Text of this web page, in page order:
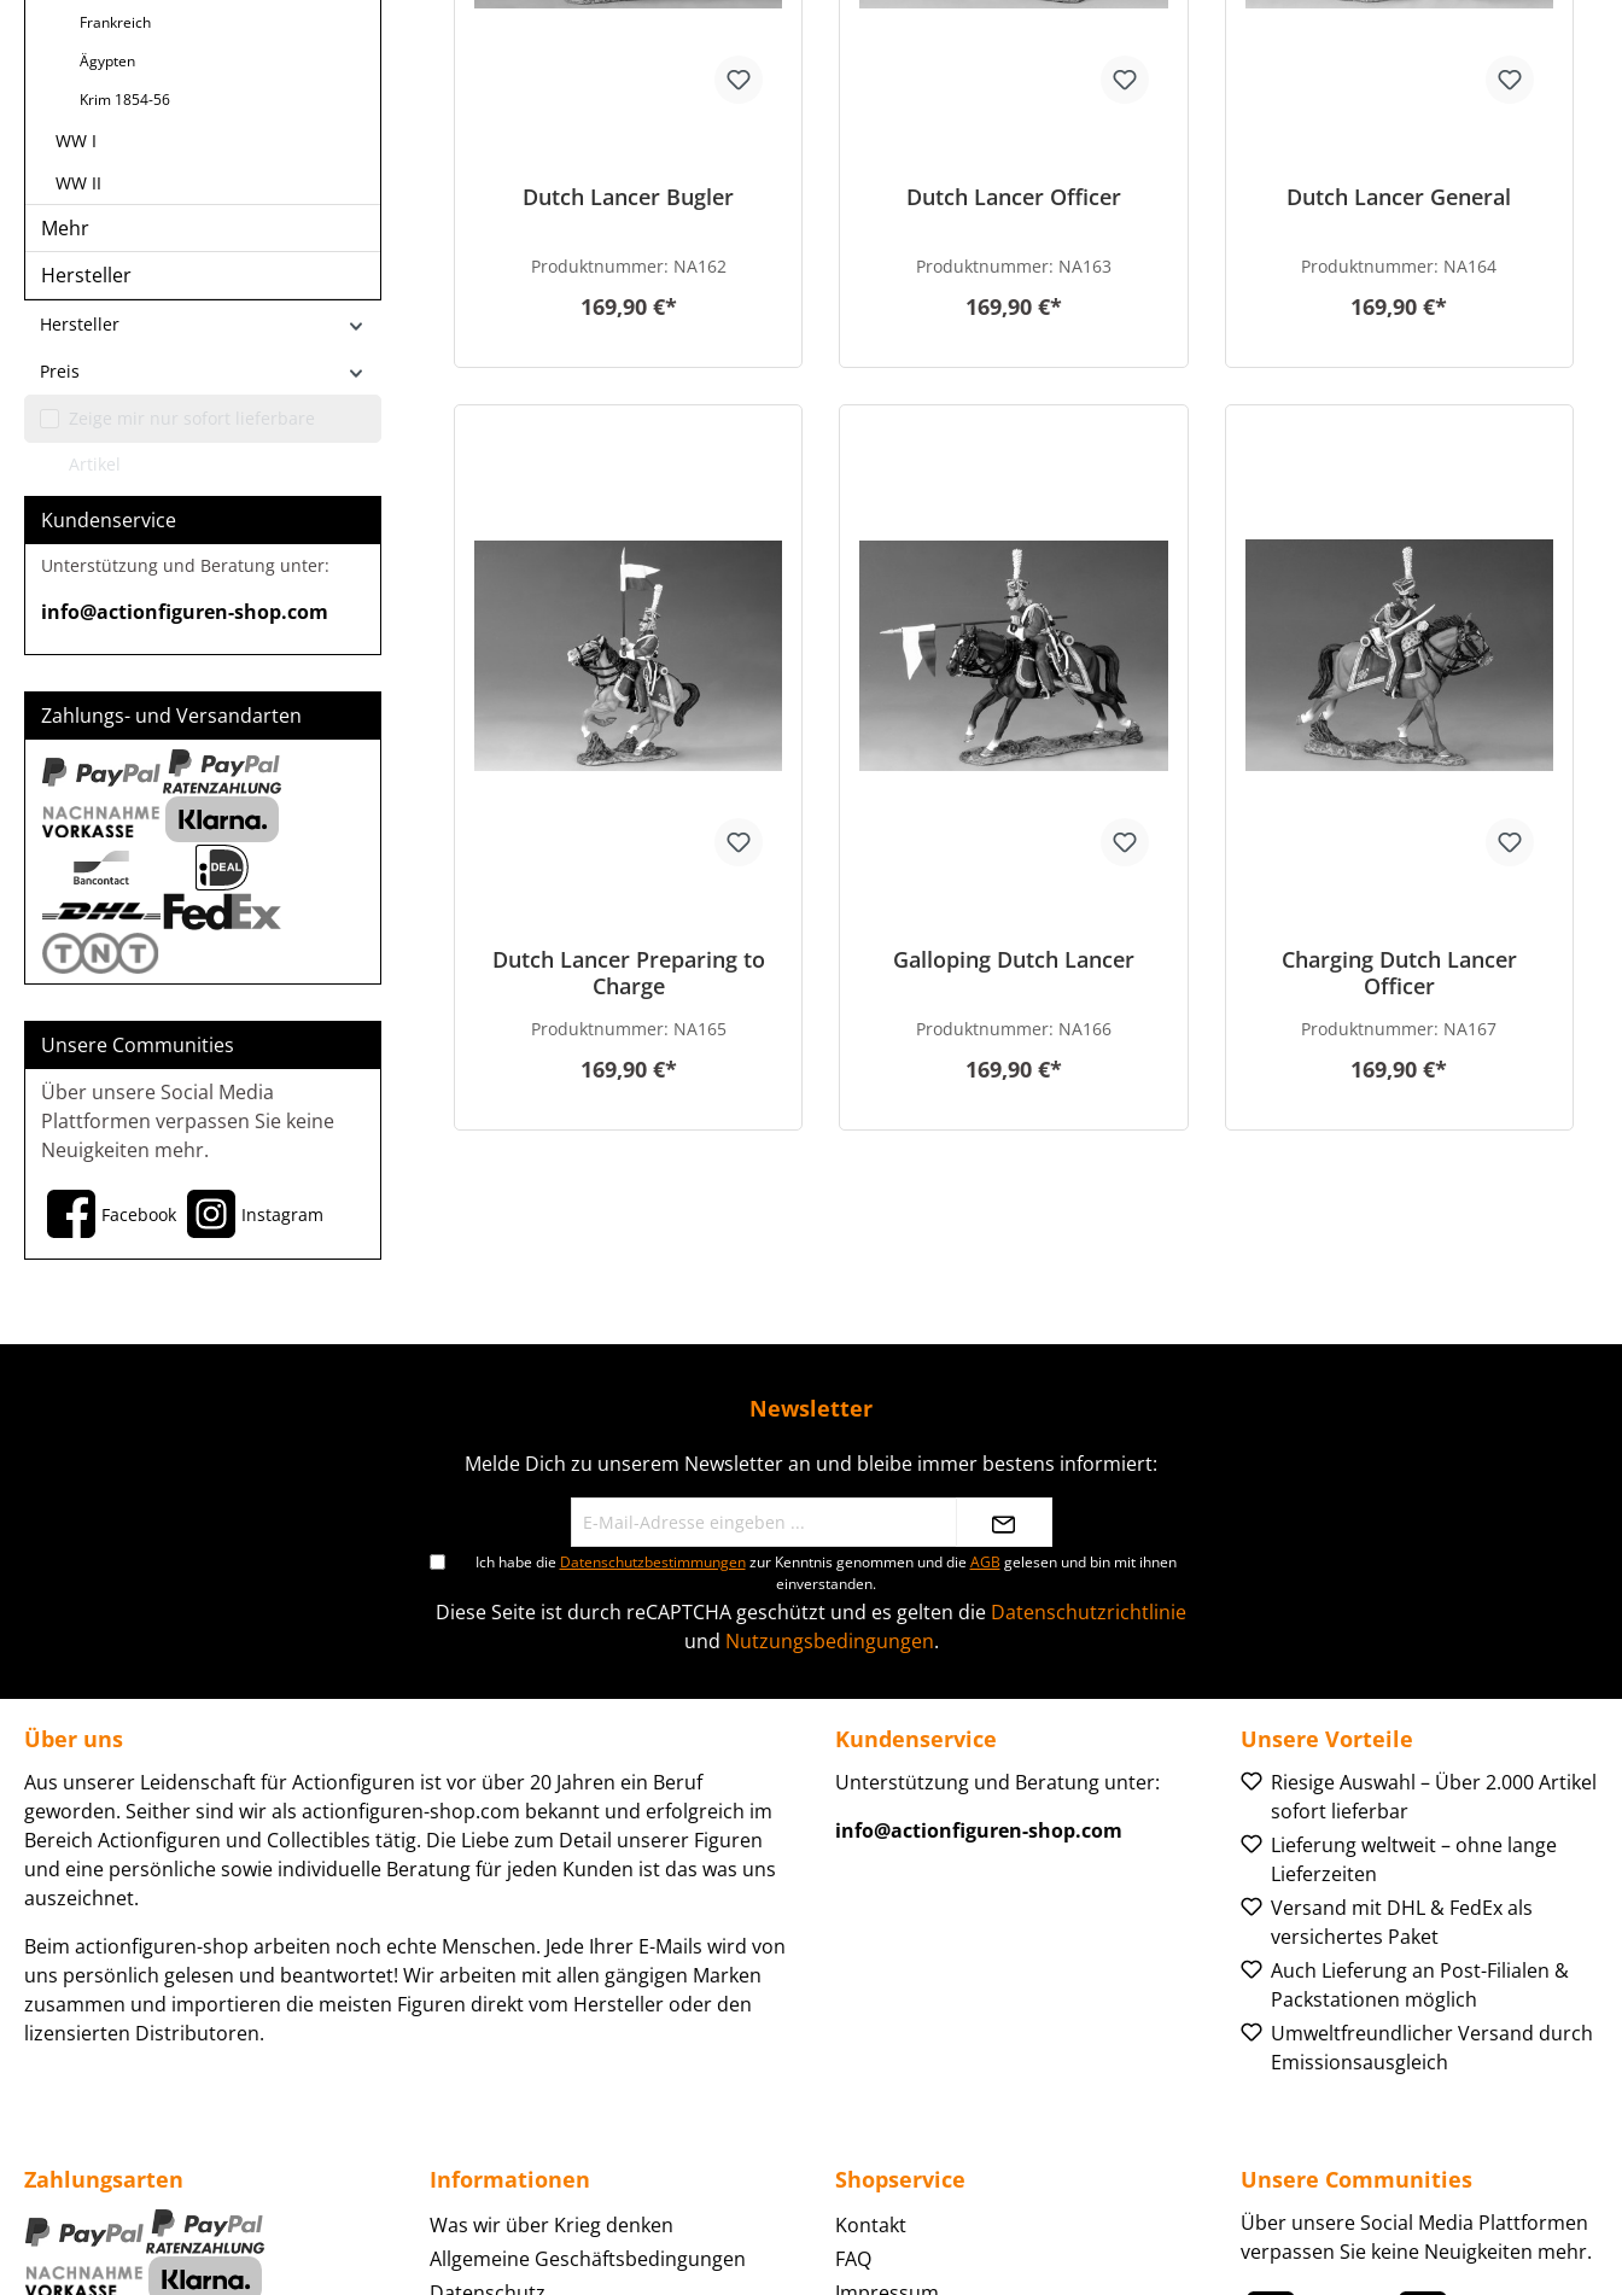
Frankreich
Ägypten
Krim 1854-56
WW I
WW II
Mehr
Hersteller
Hersteller
Preis
Zeige mir nur sofort lieferbare
Artikel
Kundenservice
Unterstützung und Beratung unter:
info@actionfiguren-shop.com
Zahlungs- und Versandarten
Unsere Communities
Über unsere Social Media
Plattformen verpassen Sie keine
Neuigkeiten mehr.
Facebook Instagram
Dutch Lancer Bugler
Produktnummer: NA162
169,90 €*
Dutch Lancer Officer
Produktnummer: NA163
169,90 €*
Dutch Lancer General
Produktnummer: NA164
169,90 €*
Dutch Lancer Preparing to
Charge
Produktnummer: NA165
169,90 €*
Galloping Dutch Lancer
Produktnummer: NA166
169,90 €*
Charging Dutch Lancer
Officer
Produktnummer: NA167
169,90 €*
Newsletter
Melde Dich zu unserem Newsletter an und bleibe immer bestens informiert:
Ich habe die Datenschutzbestimmungenzur Kenntnis genommen und dieAGB gelesen und bin mit ihnen
einverstanden.
Diese Seite ist durch reCAPTCHA geschützt und es gelten die Datenschutzrichtlinie
und Nutzungsbedingungen.
Über uns
Aus unserer Leidenschaft für Actionfiguren ist vor über 20 Jahren ein Beruf
geworden. Seither sind wir als actionfiguren-shop.com bekannt und erfolgreich im
Bereich Actionfiguren und Collectibles tätig. Die Liebe zum Detail unserer Figuren
und eine persönliche sowie individuelle Beratung für jeden Kunden ist das was uns
auszeichnet.
Beim actionfiguren-shop arbeiten noch echte Menschen. Jede Ihrer E-Mails wird von
uns persönlich gelesen und beantwortet! Wir arbeiten mit allen gängigen Marken
zusammen und importieren die meisten Figuren direkt vom Hersteller oder den
lizensierten Distributoren.
Kundenservice
Unterstützung und Beratung unter:
info@actionfiguren-shop.com
Unsere Vorteile
Riesige Auswahl – Über 2.000 Artikel
sofort lieferbar
Lieferung weltweit – ohne lange
Lieferzeiten
Versand mit DHL & FedEx als
versichertes Paket
Auch Lieferung an Post-Filialen &
Packstationen möglich
Umweltfreundlicher Versand durch
Emissionsausgleich
Zahlungsarten Informationen
Was wir über Krieg denken
Allgemeine Geschäftsbedingungen
Shopservice
Kontakt
FAQ
Unsere Communities
Über unsere Social Media Plattformen
verpassen Sie keine Neuigkeiten mehr.